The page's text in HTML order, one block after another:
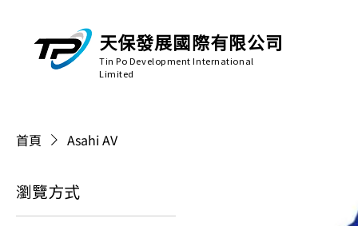
天保發展國際有限公司
Tin Po Development International
Limited
首頁 Asahi AV
瀏覽方式